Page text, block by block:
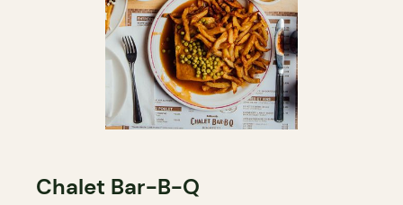
Chalet Bar-B-Q